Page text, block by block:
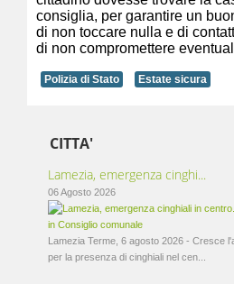
consiglia, per garantire un
di non toccare nulla e di
di non compromettere
Polizia di Stato Estate sicura
CITTA'
Lamezia, emergenza cinghi...
06 Agosto 2026
Lamezia Terme, 6 agosto 2026 - Cresce
per la presenza di cinghiali nel cen...